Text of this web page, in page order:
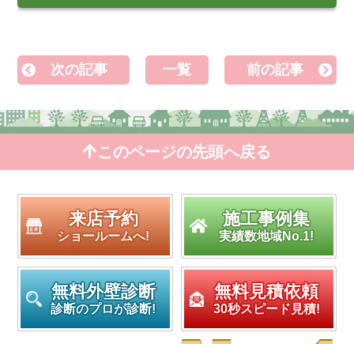
次の記事 一覧 前の記事
このページの先頭へ戻る
来店予約
ショールームへ!
施工事例集
実績数地域No.1!
無料外壁診断
診断のプロが診断!
無料見積依頼
30秒スピード見積!